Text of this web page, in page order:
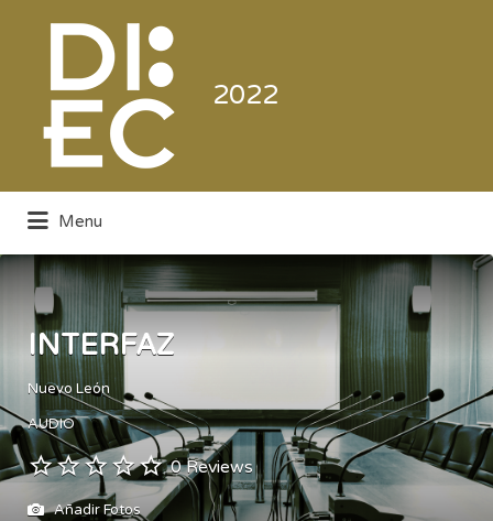
2022
Electrónica de Consumo y Comercial
Buscar
Menu
INTERFAZ
Nuevo León
AUDIO
0 Reviews
Añadir Fotos